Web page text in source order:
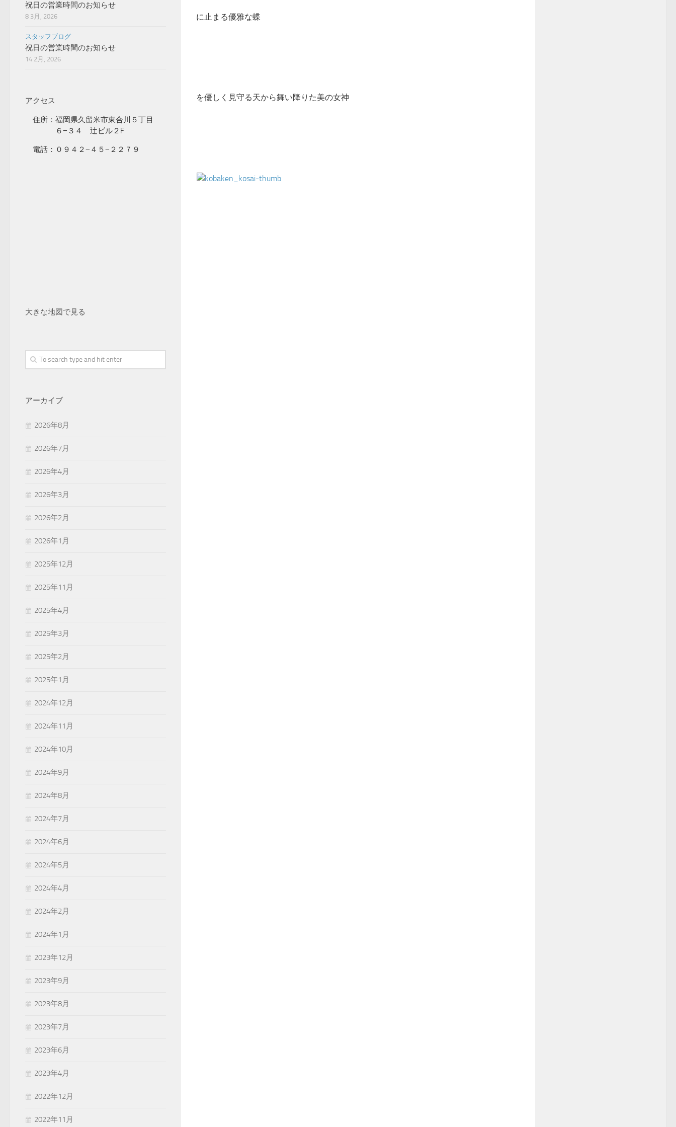
に止まる優雅な蝶
を優しく見守る天から舞い降りた美の女神
祝日の営業時間のお知らせ
8 3月, 2026
スタッフブログ
祝日の営業時間のお知らせ
14 2月, 2026
アクセス
住所：福岡県久留米市東合川５丁目
６−３４ 辻ビル２F
電話：０９４２−４５−２２７９
大きな地図で見る
アーカイブ
2026年8月
2026年7月
2026年4月
2026年3月
2026年2月
2026年1月
2025年12月
2025年11月
2025年4月
2025年3月
2025年2月
2025年1月
2024年12月
2024年11月
2024年10月
2024年9月
2024年8月
2024年7月
2024年6月
2024年5月
2024年4月
2024年2月
2024年1月
2023年12月
2023年9月
2023年8月
2023年7月
2023年6月
2023年4月
2022年12月
2022年11月